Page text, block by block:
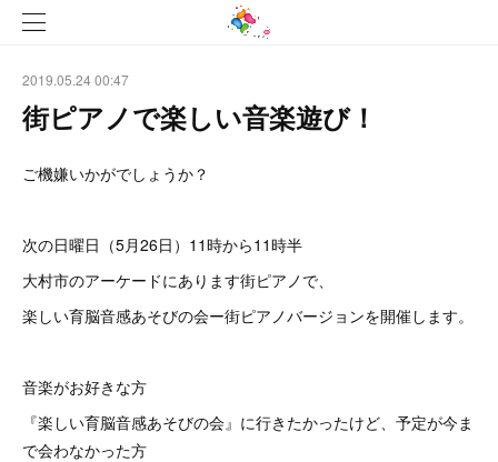
2019.05.24 00:47
街ピアノで楽しい音楽遊び！
ご機嫌いかがでしょうか？
次の日曜日（5月26日）11時から11時半
大村市のアーケードにあります街ピアノで、
楽しい育脳音感あそびの会ー街ピアノバージョンを開催します。
音楽がお好きな方
『楽しい育脳音感あそびの会』に行きたかったけど、予定が今ま
で会わなかった方